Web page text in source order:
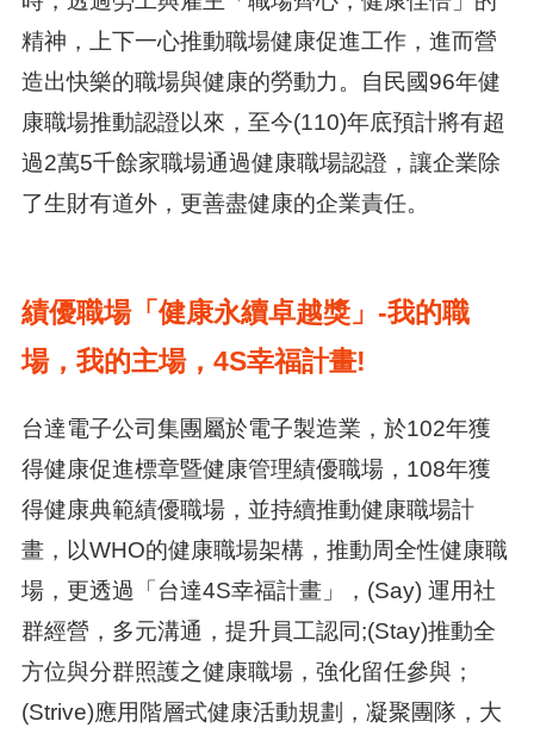
精神，上下一心推動職場健康促進工作，進而營
造出快樂的職場與健康的勞動力。自民國96年健
康職場推動認證以來，至今(110)年底預計將有超
過2萬5千餘家職場通過健康職場認證，讓企業除
了生財有道外，更善盡健康的企業責任。
績優職場「健康永續卓越獎」-我的職
場，我的主場，4S幸福計畫!
台達電子公司集團屬於電子製造業，於102年獲
得健康促進標章暨健康管理績優職場，108年獲
得健康典範績優職場，並持續推動健康職場計
畫，以WHO的健康職場架構，推動周全性健康職
場，更透過「台達4S幸福計畫」，(Say) 運用社
群經營，多元溝通，提升員工認同;(Stay)推動全
方位與分群照護之健康職場，強化留任參與；
(Strive)應用階層式健康活動規劃，凝聚團隊，大